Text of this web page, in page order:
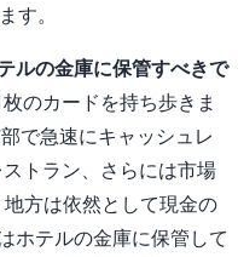
す。
ルの金庫に保管すべきで
のカードを持ち歩きま
で急速にキャッシュレ
トラン、さらには市場
方は依然として現金の
ホテルの金庫に保管して